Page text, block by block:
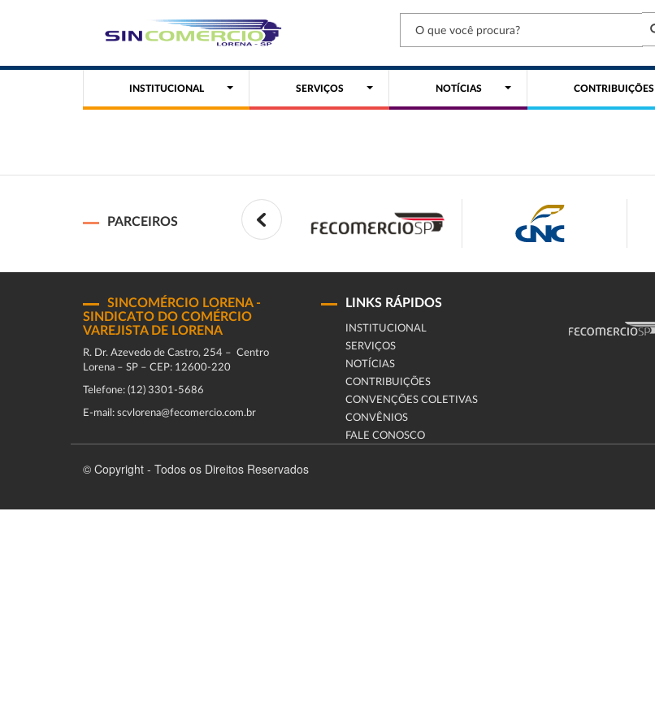
INSTITUCIONAL SERVIÇOS NOTÍCIAS CONTRIBUIÇÕES
PARCEIROS
SINCOMÉRCIO LORENA -
SINDICATO DO COMÉRCIO
VAREJISTA DE LORENA
R. Dr. Azevedo de Castro, 254 – Centro
Lorena – SP – CEP: 12600-220
Telefone: (12) 3301-5686
E-mail: scvlorena@fecomercio.com.br
LINKS RÁPIDOS
INSTITUCIONAL
SERVIÇOS
NOTÍCIAS
CONTRIBUIÇÕES
CONVENÇÕES COLETIVAS
CONVÊNIOS
FALE CONOSCO
© Copyright - Todos os Direitos Reservados